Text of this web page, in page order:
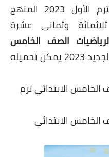
الترم الأول 2023 المنهج
الجديد يتكون من 318 ثلاثمائة وثمانى عشرة
الصف الخامس
رم الأول المنهج الجديد 2023 يمكن تحميله
الابتدائي ترم
الابتدائي